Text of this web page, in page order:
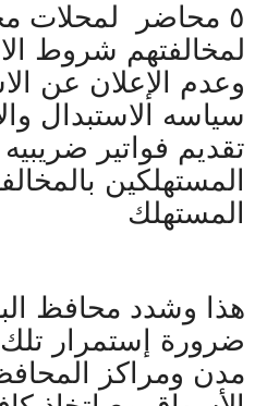
٥ محاضر لمحلات
لمخالفتهم شروط
وعدم الإعلان عن
سياسه الاستبدال
تقديم فواتير
المستهلكين
المستهلك
هذا وشدد محافظ
ضرورة إستمرار تلك
مدن ومراكز